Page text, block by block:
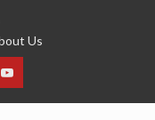
Us
YouTube